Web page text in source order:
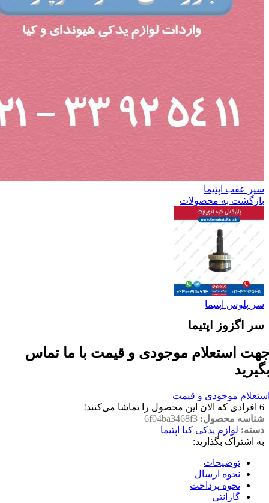
سپر عقب اپتیما
بازگشت به محصولات
سر پلوس اپتیما
سر اگزوز اپتیما
استعلام موجودی و قیمت با ما تماس
موجودی و قیمت
6 افرادی که الان این محصول را تماشا می‌کنند!
شناسه محصول: 6f04ba3468f3
دسته: لوازم یدکی کیا اپتیما
به اشتراک بگذارید:
توضیحات
نحوه ارسال
نحوه پرداخت
گارانتی